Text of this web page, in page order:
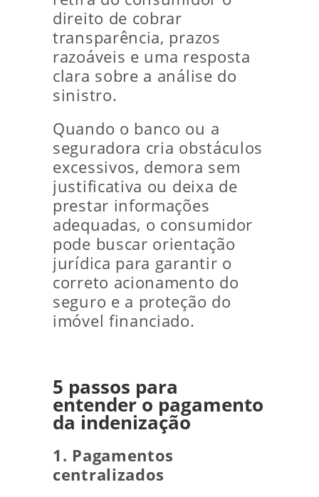
direito de cobrar
transparência, prazos
razoáveis e uma resposta
clara sobre a análise do
sinistro.
Quando o banco ou a
seguradora cria obstáculos
excessivos, demora sem
justificativa ou deixa de
prestar informações
adequadas, o consumidor
pode buscar orientação
jurídica para garantir o
correto acionamento do
seguro e a proteção do
imóvel financiado.
5 passos para
entender o pagamento
da indenização
1. Pagamentos
centralizados